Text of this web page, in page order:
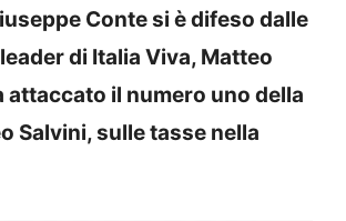
Conte si è difeso dalle
di Italia Viva, Matteo
attaccato il numero uno della
Salvini, sulle tasse nella